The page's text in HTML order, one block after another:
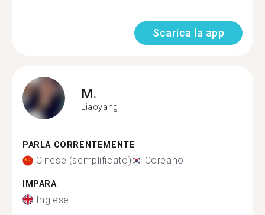
Scarica la app
M.
Liaoyang
PARLA CORRENTEMENTE
Cinese (semplificato) Coreano
IMPARA
Inglese